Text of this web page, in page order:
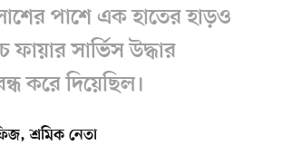
পাশে এক হাতের হাড়ও
সার্ভিস উদ্ধার
করে দিয়েছিল।
শ্রমিক নেতা